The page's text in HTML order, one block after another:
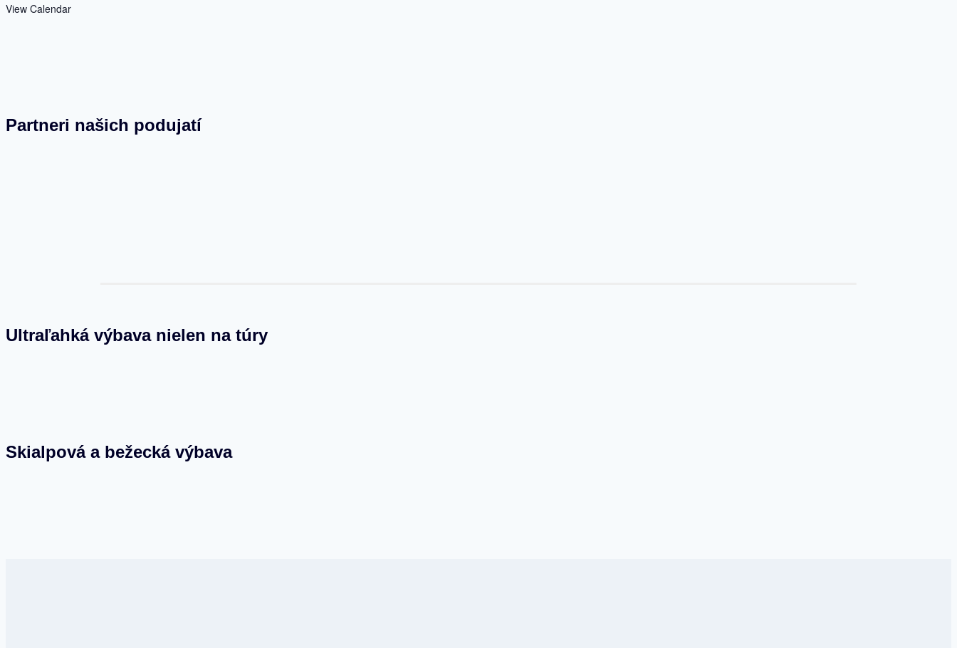
View Calendar
Partneri našich podujatí
Ultraľahká výbava nielen na túry
Skialpová a bežecká výbava